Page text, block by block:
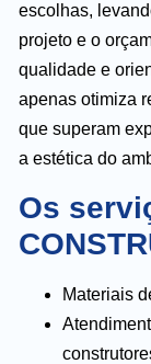
escolhas,
projeto e o
qualidade e
apenas otimiza
que superam
a estética do
Os
Materiais